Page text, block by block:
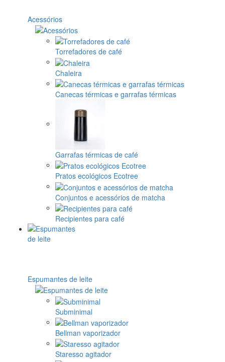
Acessórios
Torrefadores de café
Chaleira
Canecas térmicas e garrafas térmicas
Garrafas térmicas de café
Pratos ecológicos Ecotree
Conjuntos e acessórios de matcha
Recipientes para café
Espumantes de leite
Subminimal
Bellman vaporizador
Staresso agitador